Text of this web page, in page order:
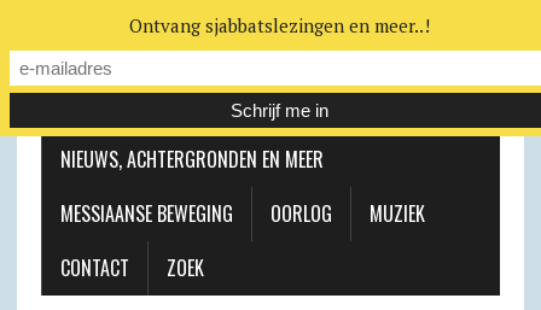
MESSIAANSE GEMEENTE
NIEUWS, ACHTERGRONDEN EN MEER
MESSIAANSE BEWEGING
OORLOG
MUZIEK
CONTACT
ZOEK
Ontvang sjabbatslezingen en meer..!